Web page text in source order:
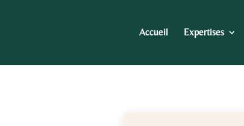
Accueil Expertises